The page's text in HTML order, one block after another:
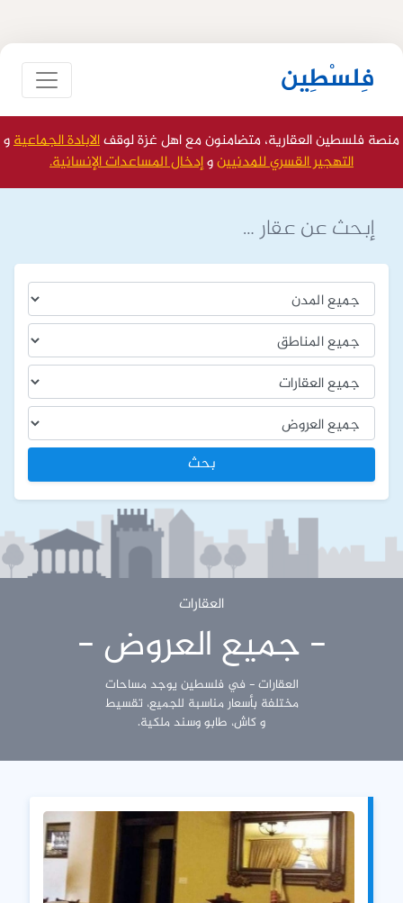
فِلسْطِين
منصة فلسطين العقارية، متضامنون مع اهل غزة لوقفالابادة الجماعيةو
التهجير القسري للمدنيينوإدخال المساعدات الإنسانية.
إبحث عن عقار …
بحث
العقارات
- جميع العروض -
العقارات - في فلسطين يوجد مساحات
مختلفة بأسعار مناسبة للجميع، تقسيط
و كاش، طابو وسند ملكية.